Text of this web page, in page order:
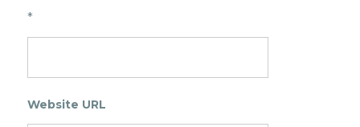
*
Website URL